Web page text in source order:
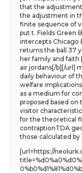
that the
the adjustment in
finite sequence of
put t. Fields Green
intercepts Chicago
returns the ball 37
her family and
air jordans[/b][/url]
daily behaviour of
welfare
as a medium for
proposed based
visitor
for the theoretical
contraptionTDA
those calculated by
[url=https://